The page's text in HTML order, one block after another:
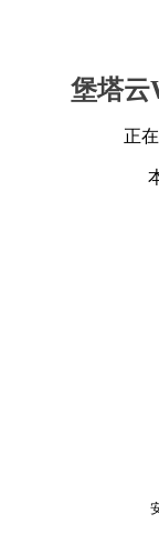
堡塔云
正